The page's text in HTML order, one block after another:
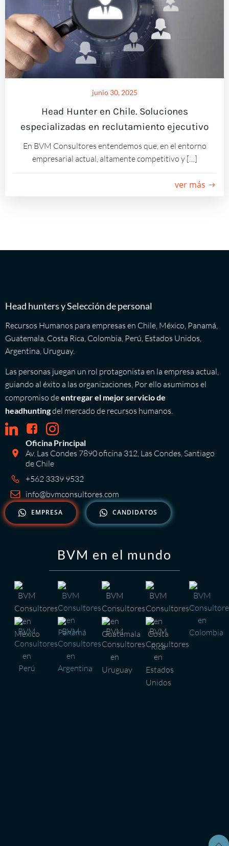
junio 30, 2025
Head Hunter en Chile. Soluciones
especializadas en reclutamiento ejecutivo
En BVM Consultores entendemos que, en el entorno
empresarial actual, altamente competitivo y […]
ver más
Head hunters y Selección de personal
Recursos Humanos para empresas en Chile, México, Panamá,
Guatemala, Costa Rica, Colombia, Perú, Estados Unidos,
Argentina, Uruguay.
Las personas juegan un rol protagonista en la empresa actual,
guiando al éxito a las organizaciones, Por ello asumimos el
compromiso deentregar el mejor servicio de
headhuntingdel mercado de recursos humanos.
Oficina Principal
Av. Las Condes 7890 oficina 312, Las Condes, Santiago
de Chile
+562 3339 9532
info@bvmconsultores.com
EMPRESA CANDIDATOS
BVM en el mundo